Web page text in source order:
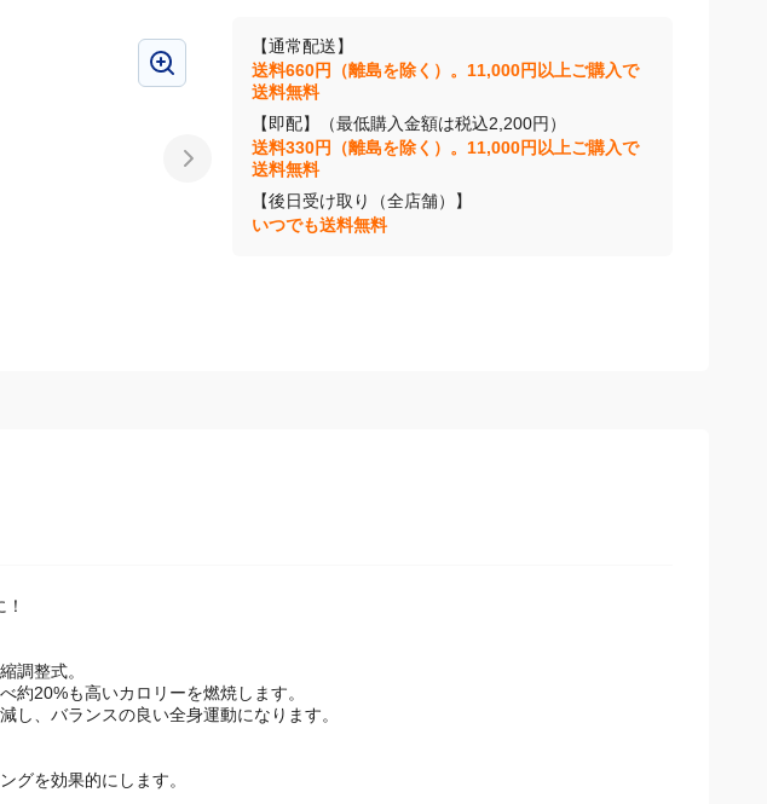
【通常配送】
送料660円（離島を除く）。11,000円以上ご購入で
【即配】（最低購入金額は税込2,200円）
送料330円（離島を除く）。11,000円以上ご購入で
送料無料
【後日受け取り（全店舗）】
調整式。
約20%も高いカロリーを燃焼します。
し、バランスの良い全身運動になります。